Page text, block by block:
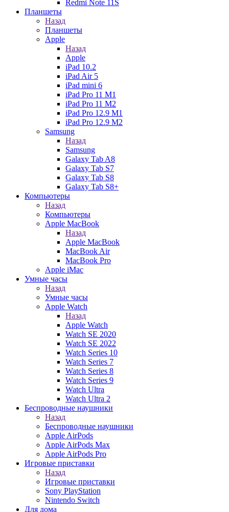
Redmi Note 11S
Планшеты
Назад
Планшеты
Apple
Назад
Apple
iPad 10.2
iPad Air 5
iPad mini 6
iPad Pro 11 M1
iPad Pro 11 M2
iPad Pro 12.9 M1
iPad Pro 12.9 M2
Samsung
Назад
Samsung
Galaxy Tab A8
Galaxy Tab S7
Galaxy Tab S8
Galaxy Tab S8+
Компьютеры
Назад
Компьютеры
Apple MacBook
Назад
Apple MacBook
MacBook Air
MacBook Pro
Apple iMac
Умные часы
Назад
Умные часы
Apple Watch
Назад
Apple Watch
Watch SE 2020
Watch SE 2022
Watch Series 10
Watch Series 7
Watch Series 8
Watch Series 9
Watch Ultra
Watch Ultra 2
Беспроводные наушники
Назад
Беспроводные наушники
Apple AirPods
Apple AirPods Max
Apple AirPods Pro
Игровые приставки
Назад
Игровые приставки
Sony PlayStation
Nintendo Switch
Для дома